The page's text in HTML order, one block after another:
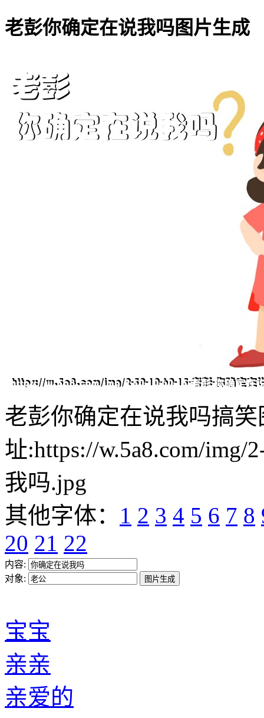
老彭你确定在说我吗图片生成
老彭你确定在说我吗搞笑
址:https://w.5a8.com/img/
我吗.jpg
其他字体： 1 2 3 4 5 6 7 8
20 21 22
内容:
对象:
宝宝
亲亲
亲爱的